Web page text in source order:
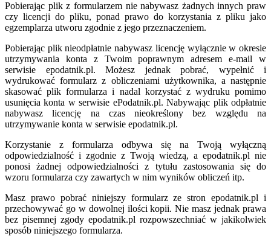
Pobierając plik z formularzem nie nabywasz żadnych innych praw
czy licencji do pliku, ponad prawo do korzystania z pliku jako
egzemplarza utworu zgodnie z jego przeznaczeniem.
Pobierając plik nieodpłatnie nabywasz licencję wyłącznie w okresie
utrzymywania konta z Twoim poprawnym adresem e-mail w
serwisie epodatnik.pl. Możesz jednak pobrać, wypełnić i
wydrukować formularz z obliczeniami użytkownika, a następnie
skasować plik formularza i nadal korzystać z wydruku pomimo
usunięcia konta w serwisie ePodatnik.pl. Nabywając plik odpłatnie
nabywasz licencję na czas nieokreślony bez względu na
utrzymywanie konta w serwisie epodatnik.pl.
Korzystanie z formularza odbywa się na Twoją wyłączną
odpowiedzialność i zgodnie z Twoją wiedzą, a epodatnik.pl nie
ponosi żadnej odpowiedzialności z tytułu zastosowania się do
wzoru formularza czy zawartych w nim wyników obliczeń itp.
Masz prawo pobrać niniejszy formularz ze stron epodatnik.pl i
przechowywać go w dowolnej ilości kopii. Nie masz jednak prawa
bez pisemnej zgody epodatnik.pl rozpowszechniać w jakikolwiek
sposób niniejszego formularza.